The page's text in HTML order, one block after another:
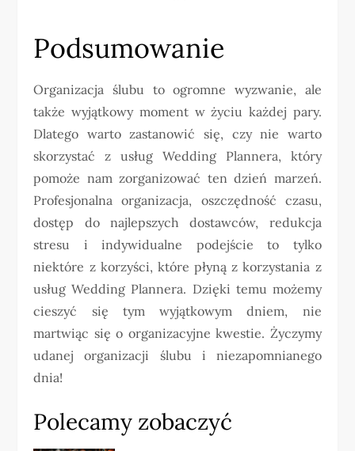
Podsumowanie
Organizacja ślubu to ogromne wyzwanie, ale
także wyjątkowy moment w życiu każdej pary.
Dlatego warto zastanowić się, czy nie warto
skorzystać z usług Wedding Plannera, który
pomoże nam zorganizować ten dzień marzeń.
Profesjonalna organizacja, oszczędność czasu,
dostęp do najlepszych dostawców, redukcja
stresu i indywidualne podejście to tylko
niektóre z korzyści, które płyną z korzystania z
usług Wedding Plannera. Dzięki temu możemy
cieszyć się tym wyjątkowym dniem, nie
martwiąc się o organizacyjne kwestie. Życzymy
udanej organizacji ślubu i niezapomnianego
dnia!
Polecamy zobaczyć